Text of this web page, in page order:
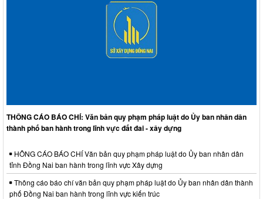
THÔNG CÁO BÁO CHÍ: Văn bản quy phạm pháp luật do Ủy ban nhân dân
thành phố ban hành trong lĩnh vực đất đai - xây dựng
HÔNG CÁO BÁO CHÍ Văn bản quy phạm pháp luật do Ủy ban nhân dân
tỉnh Đồng Nai ban hành trong lĩnh vực Xây dựng
Thông cáo báo chí văn bản quy phạm pháp luật do Ủy ban nhân dân thành
phố Đồng Nai ban hành trong lĩnh vực kiến trúc